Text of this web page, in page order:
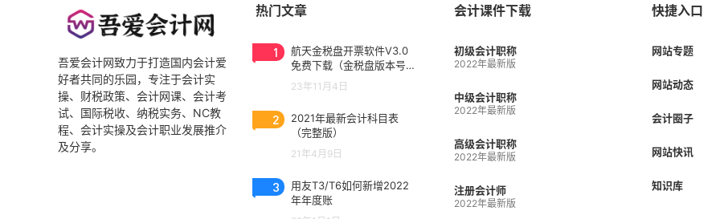
吾爱会计网致力于打造国内会计爱
好者共同的乐园，专注于会计实
操、财税政策、会计网课、会计考
试、国际税收、纳税实务、NC教
程、会计实操及会计职业发展推介
及分享。
热门文章
1
航天金税盘开票软件V3.0
免费下载（金税盘版本号V
3.0.20230531）
23年11月4日
2
2021年最新会计科目表
（完整版）
21年4月9日
3
用友T3/T6如何新增2022
年年度账
会计课件下载
初级会计职称
2022年最新版
中级会计职称
2022年最新版
高级会计职称
2022年最新版
注册会计师
2022年最新版
快捷入口
网站专题
网站动态
会计圈子
网站快讯
知识库